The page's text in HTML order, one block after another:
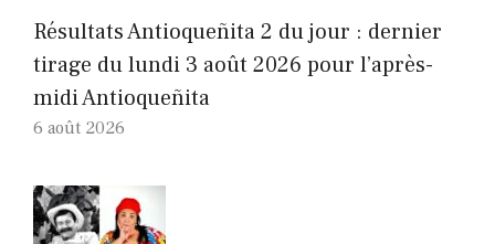
Résultats Antioqueñita 2 du jour : dernier
tirage du lundi 3 août 2026 pour l’après-
midi Antioqueñita
6 août 2026